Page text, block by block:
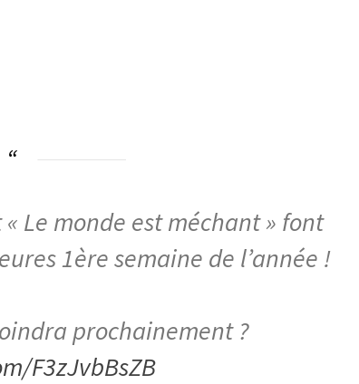
Le monde est méchant » font
1ère semaine de l’année !
prochainement ?
F3zJvbBsZB